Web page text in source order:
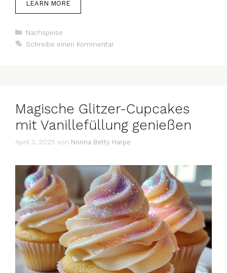
LEARN MORE
Kategorien
Nachspeise
Schreibe einen Kommentar
Magische Glitzer-Cupcakes
mit Vanillefüllung genießen
April 3, 2025 von Nonna Betty Harpe